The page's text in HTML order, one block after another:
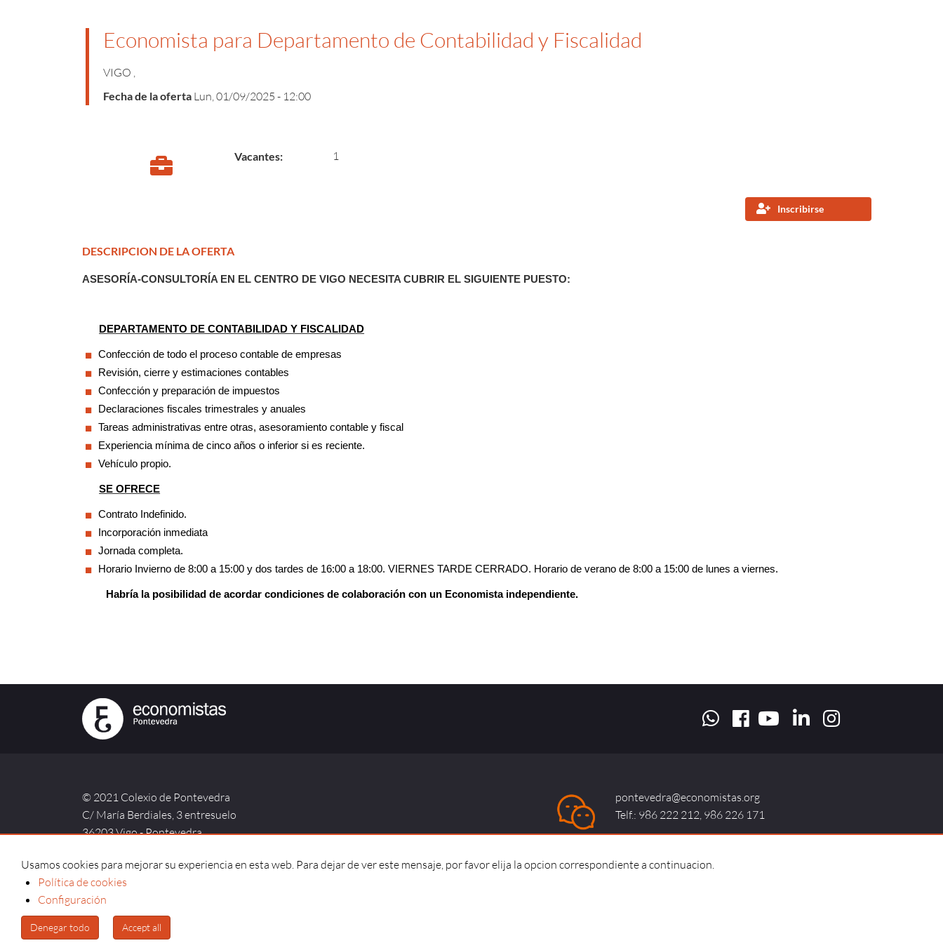
Economista para Departamento de Contabilidad y Fiscalidad
VIGO ,
Fecha de la oferta Lun, 01/09/2025 - 12:00
Vacantes 1
Inscribirse
DESCRIPCION DE LA OFERTA
ASESORÍA-CONSULTORÍA EN EL CENTRO DE VIGO NECESITA CUBRIR EL SIGUIENTE PUESTO:
DEPARTAMENTO DE CONTABILIDAD Y FISCALIDAD
Confección de todo el proceso contable de empresas
Revisión, cierre y estimaciones contables
Confección y preparación de impuestos
Declaraciones fiscales trimestrales y anuales
Tareas administrativas entre otras, asesoramiento contable y fiscal
Experiencia mínima de cinco años o inferior si es reciente.
Vehículo propio.
SE OFRECE
Contrato Indefinido.
Incorporación inmediata
Jornada completa.
Horario Invierno de 8:00 a 15:00 y dos tardes de 16:00 a 18:00. VIERNES TARDE CERRADO. Horario de verano de 8:00 a 15:00 de lunes a viernes.
Habría la posibilidad de acordar condiciones de colaboración con un Economista independiente.
Usamos cookies para mejorar su experiencia en esta web. Para dejar de ver este mensaje, por favor elija la opcion correspondiente a continuacion.
Política de cookies
Configuración
Denegar todo Accept all
© 2021 Colexio de Pontevedra
C/ María Berdiales, 3 entresuelo
36203 Vigo - Pontevedra
pontevedra@economistas.org
Telf.: 986 222 212, 986 226 171
Aviso legal |